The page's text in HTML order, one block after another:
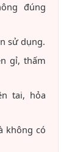
đúng
sử dụng.
gỉ, thấm
tai, hỏa
không có